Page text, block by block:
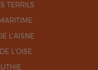
TERRILS
L'AISNE
L'OISE